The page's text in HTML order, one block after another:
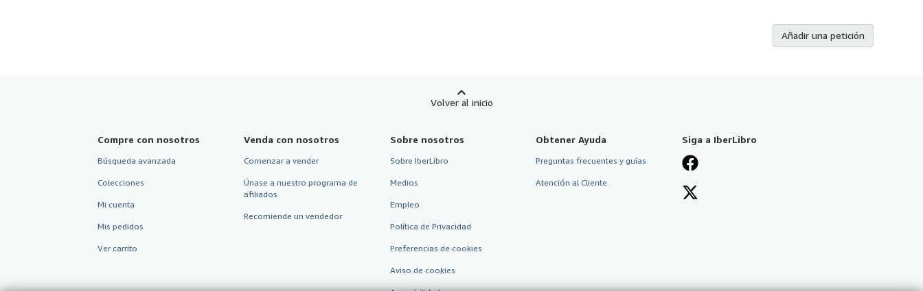
Añadir una petición
Volver al inicio
Compre con nosotros
Búsqueda avanzada
Colecciones
Mi cuenta
Mis pedidos
Ver carrito
Venda con nosotros
Comenzar a vender
Únase a nuestro programa de
afiliados
Recomiende un vendedor
Sobre nosotros
Sobre IberLibro
Medios
Empleo
Política de Privacidad
Preferencias de cookies
Aviso de cookies
Obtener Ayuda
Preguntas frecuentes y guías
Atención al Cliente
Siga a IberLibro